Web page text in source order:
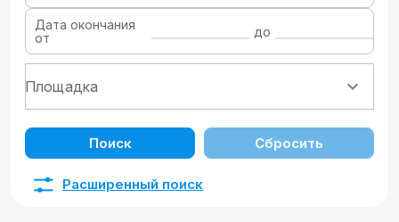
Дата окончания
от
до
Поиск Сбросить
Расширенный поиск